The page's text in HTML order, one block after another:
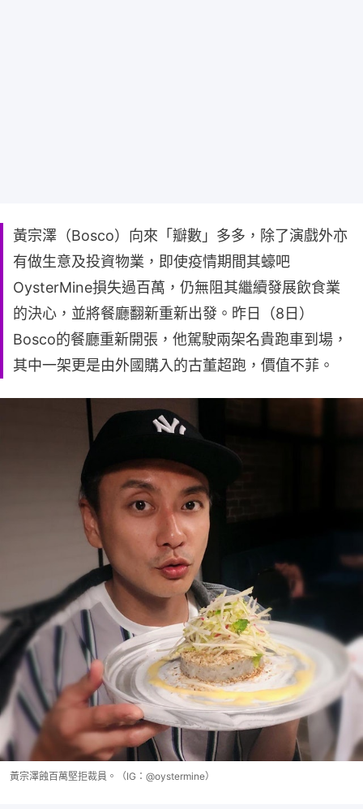
黃宗澤（Bosco）向來「瓣數」多多，除了演戲外亦
有做生意及投資物業，即使疫情期間其蠔吧
OysterMine損失過百萬，仍無阻其繼續發展飲食業
的決心，並將餐廳翻新重新出發。昨日（8日）
Bosco的餐廳重新開張，他駕駛兩架名貴跑車到場，
其中一架更是由外國購入的古董超跑，價值不菲。
黃宗澤蝕百萬堅拒裁員。（IG：@oystermine）